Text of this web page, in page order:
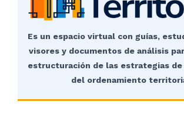
Es un espacio virtual con guías,
visores y documentos de análisis
estructuración de las estrategias de
del ordenamiento